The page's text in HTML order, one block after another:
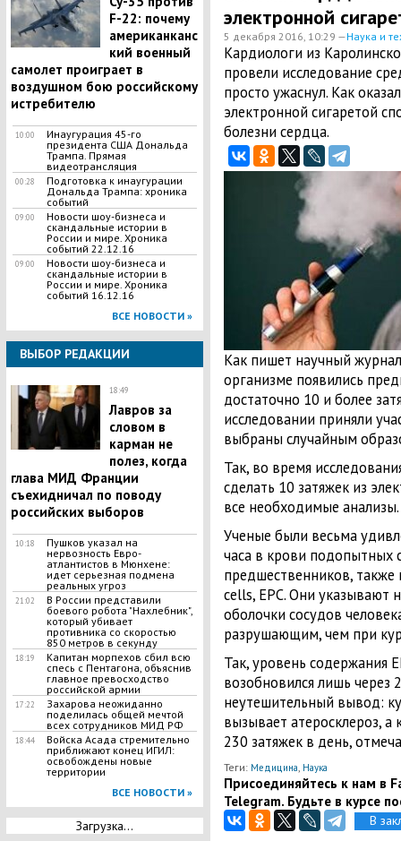
F-22: почему
американканс
кий военный
самолет проиграет в
воздушном бою российскому
истребителю
10:00
Инаугурация 45-го
президента США Дональда
Трампа. Прямая
видеотрансляция
00:28
Подготовка к инаугурации
Дональда Трампа: хроника
событий
09:00
Новости шоу-бизнеса и
скандальные истории в
России и мире. Хроника
событий 22.12.16
09:00
Новости шоу-бизнеса и
скандальные истории в
России и мире. Хроника
событий 16.12.16
ВСЕ НОВОСТИ »
ВЫБОР РЕДАКЦИИ
18:49
Лавров за
словом в
карман не
полез, когда
глава МИД Франции
съехидничал по поводу
российских выборов
10:18
Пушков указал на
нервозность Евро-
атлантистов в Мюнхене:
идет серьезная подмена
реальных угроз
21:02
В России представили
боевого робота "Нахлебник",
который убивает
противника со скоростью
850 метров в секунду
18:19
Капитан морпехов сбил всю
спесь с Пентагона, объяснив
главное превосходство
российской армии
17:22
Захарова неожиданно
поделилась общей мечтой
всех сотрудников МИД РФ
18:44
Войска Асада стремительно
приближают конец ИГИЛ:
освобождены новые
территории
ВСЕ НОВОСТИ »
Загрузка...
электронной
5 декабря 2016, 10:29 —Наука и
Кардиологи из
провели исследование
просто ужаснул. Как
электронной сигаретой
болезни сердца.
Как пишет научный
организме появились
достаточно 10 и более
исследовании приняли
выбраны случайным
Так, во время
сделать 10 затяжек из
все необходимые анализы.
Ученые были весьма
часа в крови подопытных
предшественников,
cells, ЕРС. Они указывают
оболочки сосудов
разрушающим, чем при
Так, уровень содержания
возобновился лишь через
неутешительный вывод:
вызывает атеросклероз,
230 затяжек в день,
Теги: Медицина, Наука
Присоединяйтесь к нам в
Telegram. Будьте в курсе
В